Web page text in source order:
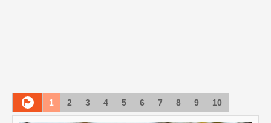
1 2 3 4 5 6 7 8 9 10